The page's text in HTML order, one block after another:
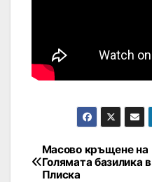
Масово кръщене на
Голямата базилика в
Плиска